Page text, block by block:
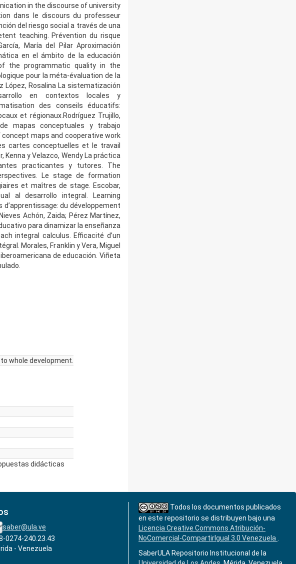
in the discourse of university
dans le discours du professeur
del riesgo social a través de una
teaching. Prévention du risque
María del Pilar Aproximación
en el ámbito de la educación
the programmatic quality in the
pour la méta-évaluation de la
López, Rosalina La sistematización
en contextos locales y
des conseils éducatifs:
et régionaux.Rodríguez Trujillo,
de mapas conceptuales y trabajo
maps and cooperative work
cartes conceptuelles et le travail
y Velazco, Wendy La práctica
practicantes y tutores. The
Le stage de formation
et maîtres de stage. Escobar,
al desarrollo integral. Learning
du développement
Achón, Zaida; Pérez Martínez,
para dinamizar la enseñanza
integral calculus. Efficacité d’un
Morales, Franklin y Vera, Miguel
de educación. Viñeta
whole development.
didácticas
saber@ula.ve
0274-240.23.43
- Venezuela
Todos los documentos publicados
en este repositorio se distribuyen bajo una
Licencia Creative Commons Atribución-
NoComercial-CompartirIgual 3.0 Venezuela
SaberULA Repositorio Institucional de la